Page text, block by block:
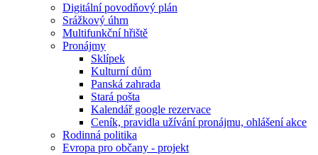
Digitální povodňový plán
Srážkový úhrn
Multifunkční hřiště
Pronájmy
Sklípek
Kulturní dům
Panská zahrada
Stará pošta
Kalendář google rezervace
Ceník, pravidla užívání pronájmu, ohlášení akce
Rodinná politika
Evropa pro občany - projekt